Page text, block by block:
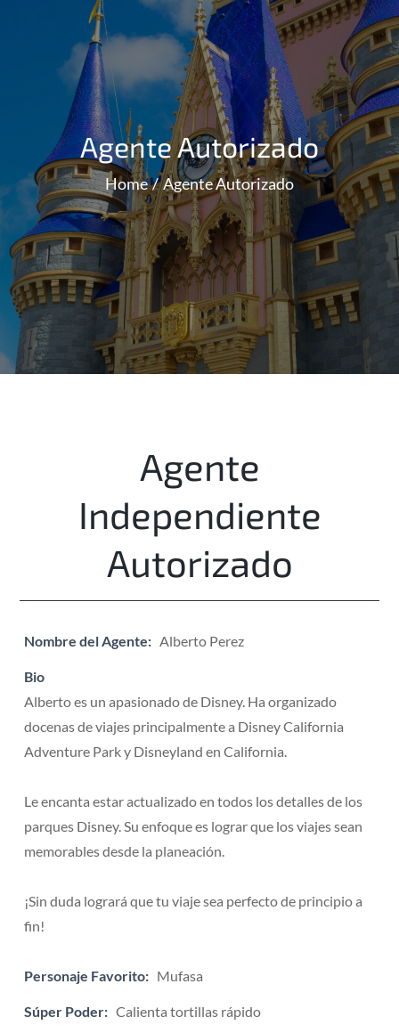
Agente Autorizado
Home Agente Autorizado
Agente
Independiente
Autorizado
Nombre del Agente: Alberto Perez
Bio
Alberto es un apasionado de Disney. Ha organizado
docenas de viajes principalmente a Disney California
Adventure Park y Disneyland en California.
Le encanta estar actualizado en todos los detalles de los
parques Disney. Su enfoque es lograr que los viajes sean
memorables desde la planeación.
¡Sin duda logrará que tu viaje sea perfecto de principio a
fin!
Personaje Favorito: Mufasa
Súper Poder: Calienta tortillas rápido